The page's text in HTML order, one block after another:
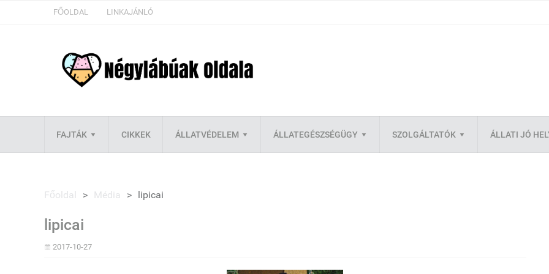
FŐOLDAL LINKAJÁNLÓ
FAJTÁK CIKKEK ÁLLATVÉDELEM ÁLLATEGÉSZSÉGÜGY SZOLGÁLTATÓK ÁLLATI JÓ
Főoldal > Média > lipicai
lipicai
2017-10-27